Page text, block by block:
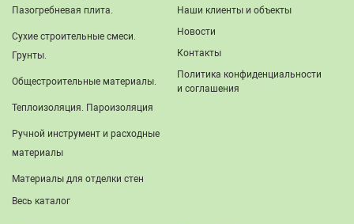
Пазогребневая плита.
Сухие строительные смеси.
Грунты.
Общестроительные материалы.
Теплоизоляция. Пароизоляция
Ручной инструмент и расходные
материалы
Материалы для отделки стен
Весь каталог
Наши клиенты и объекты
Новости
Контакты
Политика конфиденциальности
и соглашения